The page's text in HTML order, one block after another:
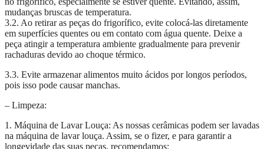
mudanças bruscas de temperatura.
3.2. Ao retirar as peças do frigorífico, evite colocá-las diretamente
em superfícies quentes ou em contato com água quente. Deixe a
peça atingir a temperatura ambiente gradualmente para prevenir
rachaduras devido ao choque térmico.
3.3. Evite armazenar alimentos muito ácidos por longos períodos,
pois isso pode causar manchas.
– Limpeza:
1. Máquina de Lavar Louça: As nossas cerâmicas podem ser lavadas
na máquina de lavar louça. Assim, se o fizer, e para garantir a
longevidade das suas peças, recomendamos: